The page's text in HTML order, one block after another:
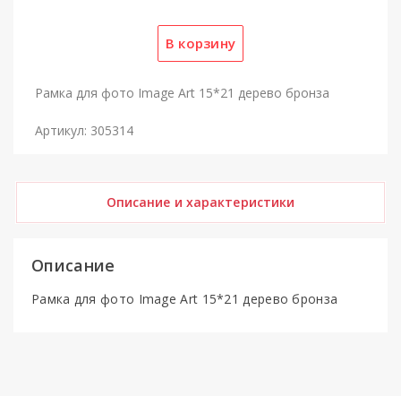
Рамка для фото Image Art 15*21 дерево бронза
Артикул: 305314
Описание и характеристики
Описание
Рамка для фото Image Art 15*21 дерево бронза